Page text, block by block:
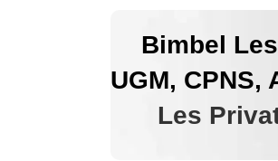
Bimbel
UGM, CPNS,
Les